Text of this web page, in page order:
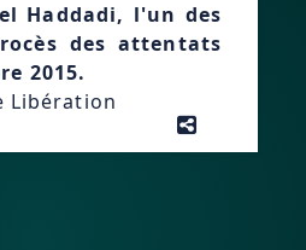
Haddadi, l'un des
des attentats
2015.
Libération